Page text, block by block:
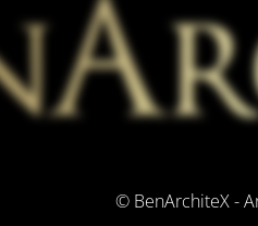
© BenArchiteX -